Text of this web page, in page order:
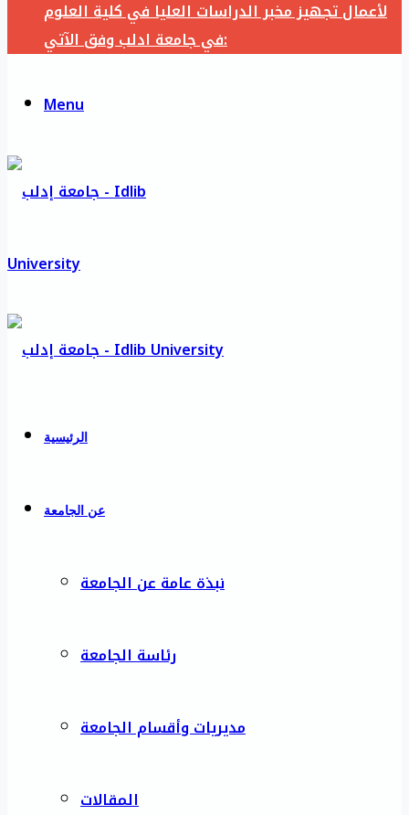
لأعمال تجهيز مخبر الدراسات العليا في كلية العلوم
في جامعة ادلب وفق الآتي:
Menu
الرئيسية
عن الجامعة
نبذة عامة عن الجامعة
رئاسة الجامعة
مديريات وأقسام الجامعة
المقالات